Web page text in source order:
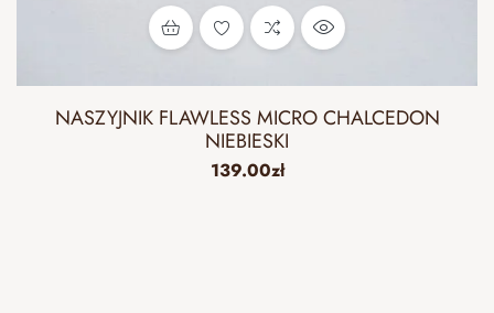
NASZYJNIK FLAWLESS MICRO CHALCEDON
NIEBIESKI
139.00zł